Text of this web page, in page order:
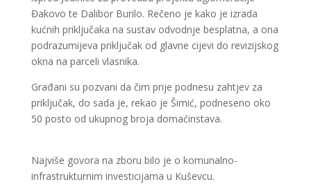
Đakovo te Dalibor Burilo. Rečeno je kako je izrada
kućnih priključaka na sustav odvodnje besplatna, a ona
podrazumijeva priključak od glavne cijevi do revizijskog
okna na parceli vlasnika.
Građani su pozvani da čim prije podnesu zahtjev za
priključak, do sada je, rekao je Šimić, podneseno oko
50 posto od ukupnog broja domaćinstava.
Najviše govora na zboru bilo je o komunalno-
infrastrukturnim investicijama u Kuševcu.